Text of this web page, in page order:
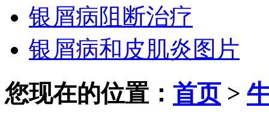
银屑病阻断治疗
银屑病和皮肌炎图片
您现在的位置： 首页>